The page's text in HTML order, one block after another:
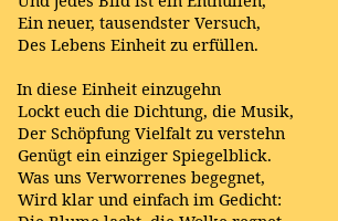
Ein neuer, tausendster Versuch,
Des Lebens Einheit zu erfüllen.
In diese Einheit einzugehn
Lockt euch die Dichtung, die Musik,
Der Schöpfung Vielfalt zu verstehn
Genügt ein einziger Spiegelblick.
Was uns Verworrenes begegnet,
Wird klar und einfach im Gedicht: